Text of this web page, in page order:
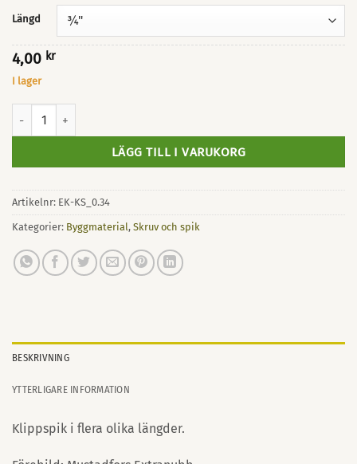
Längd
4,00 kr
I lager
LÄGG TILL I VARUKORG
Artikelnr: EK-KS_0.34
Kategorier: Byggmaterial, Skruv och spik
BESKRIVNING
YTTERLIGARE INFORMATION
Klippspik i flera olika längder.